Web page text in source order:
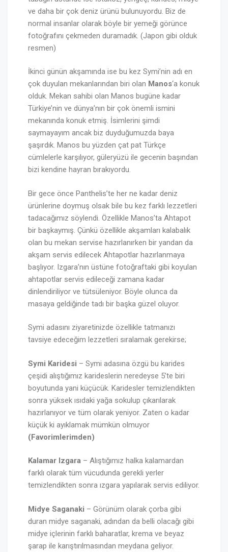
ve daha bir çok deniz ürünü bulunuyordu. Biz de
normal insanlar olarak böyle bir yemeği görünce
fotoğrafını çekmeden duramadık. (Japon gibi olduk
resmen)
İkinci günün akşamında ise bu kez Symi’nin adı en
çok duyulan mekanlarından biri olan Manos‘a konuk
olduk. Mekan sahibi olan Manos bugüne kadar
Türkiye’nin ve dünya’nın bir çok önemli ismini
mekanında konuk etmiş. İsimlerini şimdi
saymayayım ancak biz duyduğumuzda baya
şaşırdık. Manos bu yüzden çat pat Türkçe
cümlelerle karşılıyor, güleryüzü ile gecenin başından
bizi kendine hayran bırakıyordu.
Bir gece önce Panthelis’te her ne kadar deniz
ürünlerine doymuş olsak bile bu kez farklı lezzetleri
tadacağımız söylendi. Özellikle Manos’ta Ahtapot
bir başkaymış. Çünkü özellikle akşamları kalabalık
olan bu mekan servise hazırlanırken bir yandan da
akşam servis edilecek Ahtapotlar hazırlanmaya
başlıyor. Izgara’nın üstüne fotoğraftaki gibi koyulan
ahtapotlar servis edileceği zamana kadar
dinlendiriliyor ve tütsüleniyor. Böyle olunca da
masaya geldiğinde tadı bir başka güzel oluyor.
Symi adasını ziyaretinizde özellikle tatmanızı
tavsiye edeceğim lezzetleri sıralamak gerekirse;
Symi Karidesi – Symi adasına özgü bu karides
çeşidi alıştığımız karideslerin neredeyse 5’te biri
boyutunda yani küçücük. Karidesler temizlendikten
sonra yüksek ısıdaki yağa sokulup çıkarılarak
hazırlanıyor ve tüm olarak yeniyor. Zaten o kadar
küçük ki ayıklamak mümkün olmuyor
(Favorimlerimden)
Kalamar Izgara – Alıştığımız halka kalamardan
farklı olarak tüm vücudunda gerekli yerler
temizlendikten sonra ızgara yapılarak servis ediliyor.
Midye Saganaki – Görünüm olarak çorba gibi
duran midye saganaki, adından da belli olacağı gibi
midye içlerinin farklı baharatlar, krema ve beyaz
şarap ile karıştırılmasından meydana geliyor.